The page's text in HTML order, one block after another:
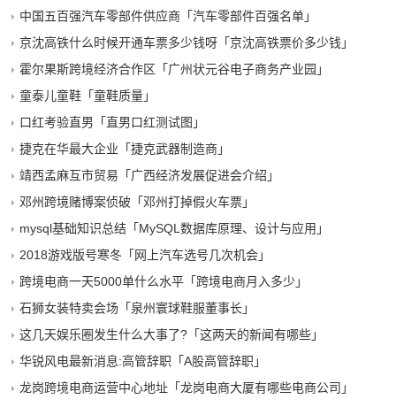
中国五百强汽车零部件供应商「汽车零部件百强名单」
京沈高铁什么时候开通车票多少钱呀「京沈高铁票价多少钱」
霍尔果斯跨境经济合作区「广州状元谷电子商务产业园」
童泰儿童鞋「童鞋质量」
口红考验直男「直男口红测试图」
捷克在华最大企业「捷克武器制造商」
靖西孟麻互市贸易「广西经济发展促进会介绍」
邓州跨境赌博案侦破「邓州打掉假火车票」
mysql基础知识总结「MySQL数据库原理、设计与应用」
2018游戏版号寒冬「网上汽车选号几次机会」
跨境电商一天5000单什么水平「跨境电商月入多少」
石狮女装特卖会场「泉州寰球鞋服董事长」
这几天娱乐圈发生什么大事了?「这两天的新闻有哪些」
华锐风电最新消息:高管辞职「A股高管辞职」
龙岗跨境电商运营中心地址「龙岗电商大厦有哪些电商公司」